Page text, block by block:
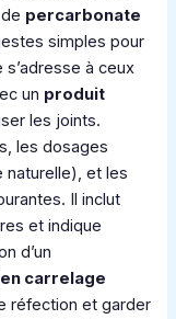
percarbonate
simples pour
à ceux
un produit
les joints.
les dosages
naturelle), et les
Il inclut
et indique
d’un
carrelage
réfection et garder